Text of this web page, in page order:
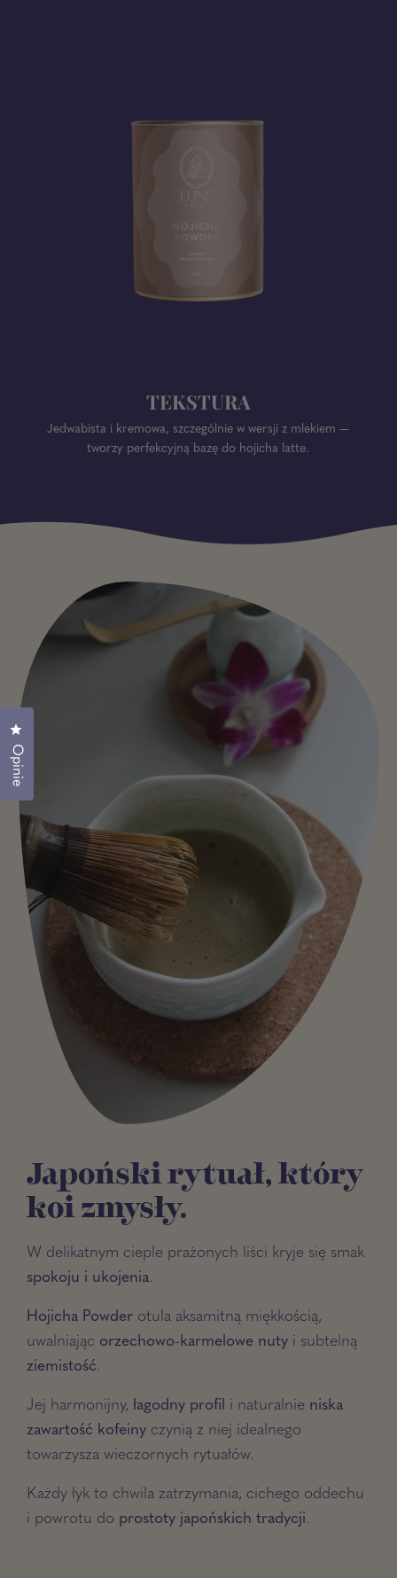
TEKSTURA
Jedwabista i kremowa, szczególnie w wersji z mlekiem —
tworzy perfekcyjną bazę do hojicha latte.
Japoński rytuał, który
koi zmysły.
W delikatnym cieple prażonych liści kryje się smak
spokoju i ukojenia.
Hojicha Powder otula aksamitną miękkością,
uwalniając orzechowo-karmelowe nuty i subtelną
ziemistość.
Jej harmonijny, łagodny profil i naturalnie niska
zawartość kofeiny czynią z niej idealnego
towarzysza wieczornych rytuałów.
Każdy łyk to chwila zatrzymania, cichego oddechu
i powrotu do prostoty japońskich tradycji.
Opinie
Kliknij, aby otworzyć okno dialogowe opinii